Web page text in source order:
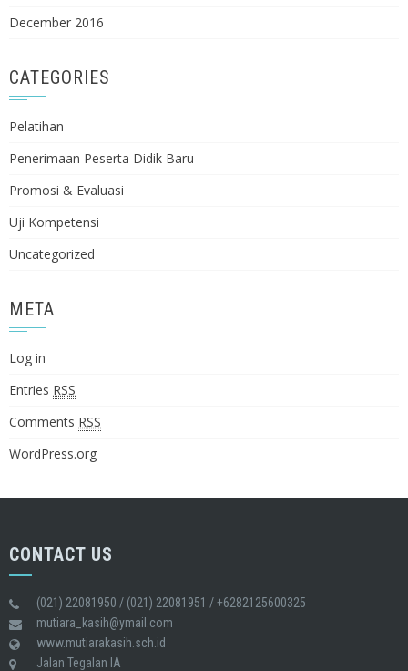
December 2016
CATEGORIES
Pelatihan
Penerimaan Peserta Didik Baru
Promosi & Evaluasi
Uji Kompetensi
Uncategorized
META
Log in
Entries RSS
Comments RSS
WordPress.org
CONTACT US
(021) 22081950 / (021) 22081951 / +6282125600325
mutiara_kasih@ymail.com
www.mutiarakasih.sch.id
Jalan Tegalan IA